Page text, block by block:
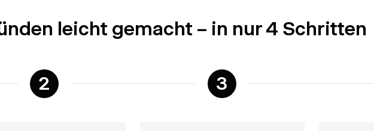
leicht gemacht – in nur 4 Schritten
2 3